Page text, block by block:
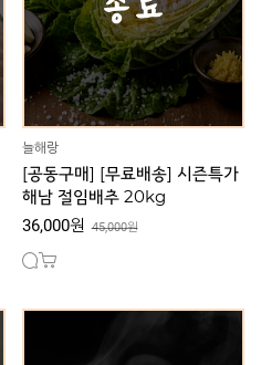
늘해랑
[공동구매] [무료배송] 시즌특가
해남 절임배추 20kg
36,000원 45,000원